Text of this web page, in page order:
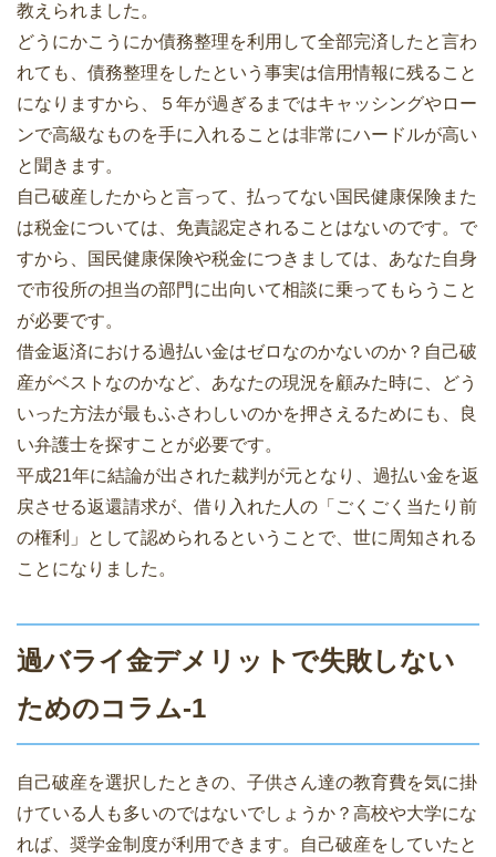
教えられました。
どうにかこうにか債務整理を利用して全部完済したと言わ
れても、債務整理をしたという事実は信用情報に残ること
になりますから、５年が過ぎるまではキャッシングやロー
ンで高級なものを手に入れることは非常にハードルが高い
と聞きます。
自己破産したからと言って、払ってない国民健康保険また
は税金については、免責認定されることはないのです。で
すから、国民健康保険や税金につきましては、あなた自身
で市役所の担当の部門に出向いて相談に乗ってもらうこと
が必要です。
借金返済における過払い金はゼロなのかないのか？自己破
産がベストなのかなど、あなたの現況を顧みた時に、どう
いった方法が最もふさわしいのかを押さえるためにも、良
い弁護士を探すことが必要です。
平成21年に結論が出された裁判が元となり、過払い金を返
戻させる返還請求が、借り入れた人の「ごくごく当たり前
の権利」として認められるということで、世に周知される
ことになりました。
過バライ金デメリットで失敗しない
ためのコラム-1
自己破産を選択したときの、子供さん達の教育費を気に掛
けている人も多いのではないでしょうか？高校や大学にな
れば、奨学金制度が利用できます。自己破産をしていたと